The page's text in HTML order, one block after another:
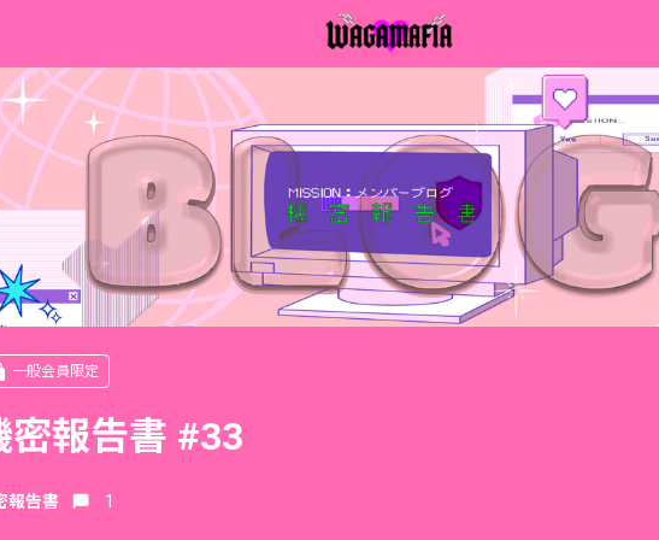
一般会員限定
密報告書 #33
報告書 1